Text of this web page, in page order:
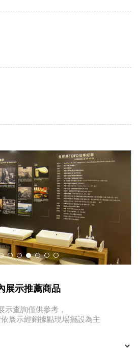
展示推薦商品
示查詢僅供參考，
展示經銷據點現場擺設為主